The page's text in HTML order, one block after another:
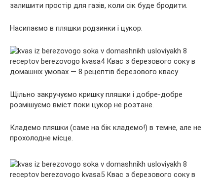
залишити простір для газів, коли сік буде бродити.
Насипаємо в пляшки родзинки і цукор.
Щільно закручуємо кришку пляшки і добре-добре
розмішуємо вміст поки цукор не розтане.
Кладемо пляшки (саме на бік кладемо!) в темне, але не
прохолодне місце.